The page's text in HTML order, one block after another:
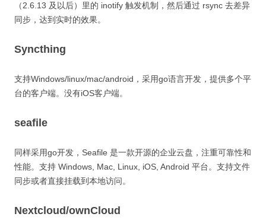
（2.6.13 及以后）里的 inotify 触发机制，然后通过 rsync 去差异
同步，达到实时的效果。
Syncthing
支持Windows/linux/mac/android，采用go语言开发，提供多个平
台的客户端。没有iOS客户端。
seafile
同样采用go开发，Seafile 是一款开源的企业云盘，注重可靠性和
性能。支持 Windows, Mac, Linux, iOS, Android 平台。支持文件
同步或者直接挂载到本地访问。
Nextcloud/ownCloud